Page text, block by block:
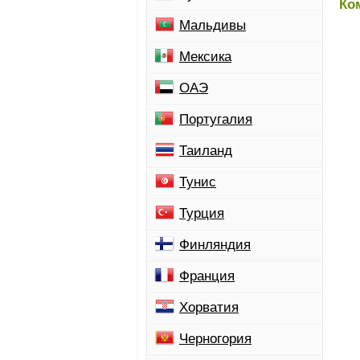
Мальдивы
Мексика
ОАЭ
Португалия
Таиланд
Тунис
Турция
Финляндия
Франция
Хорватия
Черногория